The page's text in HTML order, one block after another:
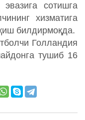
сотишга
хизматига
билдирмоқда.
Голландия
тушиб 16